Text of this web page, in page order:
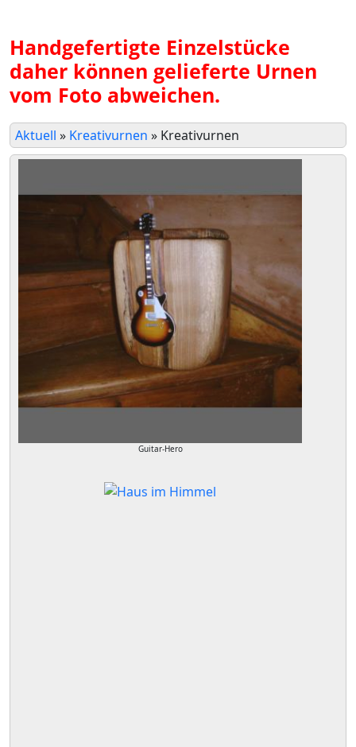
Handgefertigte Einzelstücke
daher können gelieferte Urnen
vom Foto abweichen.
Aktuell » Kreativurnen » Kreativurnen
Guitar-Hero